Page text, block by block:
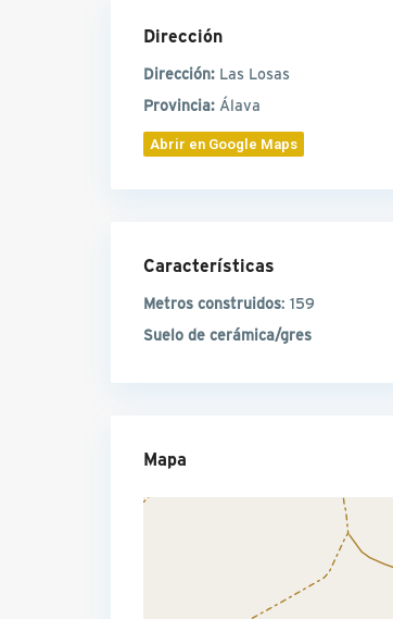
Dirección
Dirección: Las Losas
Provincia: Álava
Abrir en Google Maps
Características
Metros construidos: 159
Suelo de cerámica/gres
Mapa